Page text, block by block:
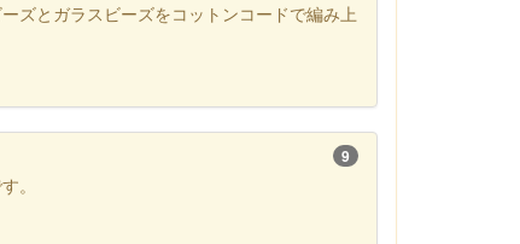
ズとガラスビーズをコットンコードで編み上
9
。